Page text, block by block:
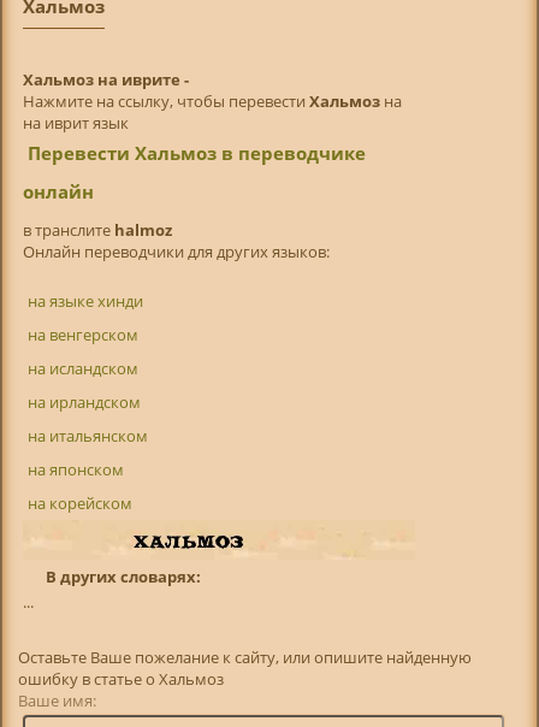
Хальмоз
Хальмоз на иврите -
Нажмите на ссылку, чтобы перевести Хальмозна
на иврит язык
Перевести Хальмоз в переводчике
онлайн
в транслитe halmoz
Онлайн переводчики для других языков:
на языке хинди
на венгерском
на исландском
на ирландском
на итальянском
на японском
на корейском
В других словарях:
...
Оставьте Ваше пожелание к сайту, или опишите найденную
ошибку в статье о Хальмоз
Ваше имя: